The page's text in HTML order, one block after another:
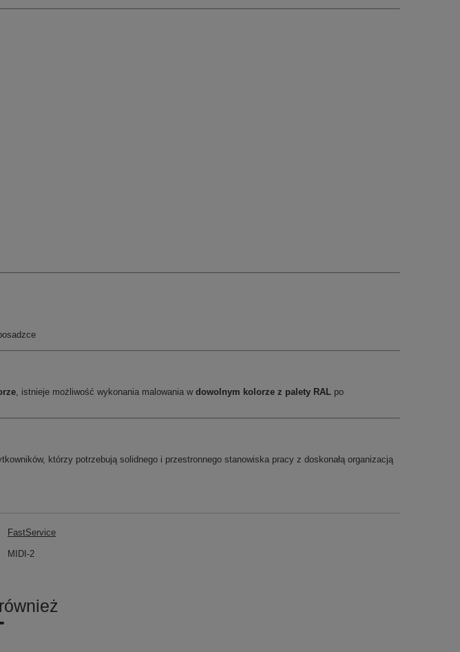
, istnieje możliwość wykonania malowania w dowolnym kolorze z palety RAL po
którzy potrzebują solidnego i przestronnego stanowiska pracy z doskonałą organizacją
FastService
MIDI-2